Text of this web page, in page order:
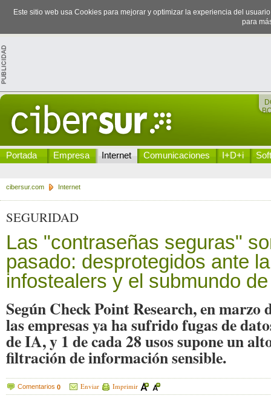
Este sitio web usa Cookies para mejorar y optimizar la experiencia del
para
Portada Empresa Internet Comunicaciones I+D+i
cibersur.com Internet
SEGURIDAD
Las "contraseñas seguras"
pasado: desprotegidos ante
infostealers y el submundo
Según Check Point Research, en marzo
las empresas ya ha sufrido fugas de
de IA, y 1 de cada 28 usos supone un
filtración de información sensible.
Comentarios 0 Enviar Imprimir